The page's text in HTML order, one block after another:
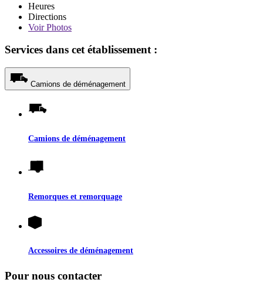
Heures
Directions
VoirPhotos
Services dans cet établissement :
Camions de déménagement
Camions de déménagement
Remorques et remorquage
Accessoires de déménagement
Pour nous contacter